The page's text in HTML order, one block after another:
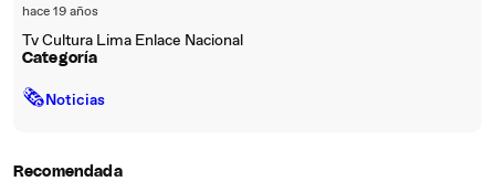
hace 19 años
Tv Cultura Lima Enlace Nacional
Categoría
🗞Noticias
Recomendada